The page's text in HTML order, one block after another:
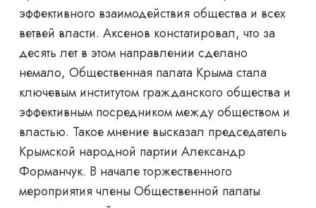
эффективного взаимодействия общества и всех
ветвей власти. Аксенов констатировал, что за
десять лет в этом направлении сделано
немало, Общественная палата Крыма стала
ключевым институтом гражданского общества и
эффективным посредником между обществом и
властью. Такое мнение высказал председатель
Крымской народной партии Александр
Форманчук. В начале торжественного
мероприятия члены Общественной палаты